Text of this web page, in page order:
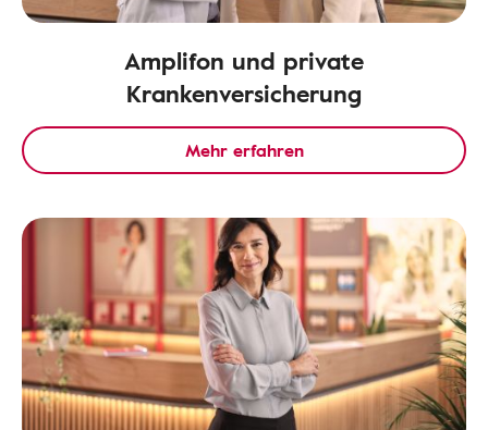
Amplifon und private
Krankenversicherung
Mehr erfahren